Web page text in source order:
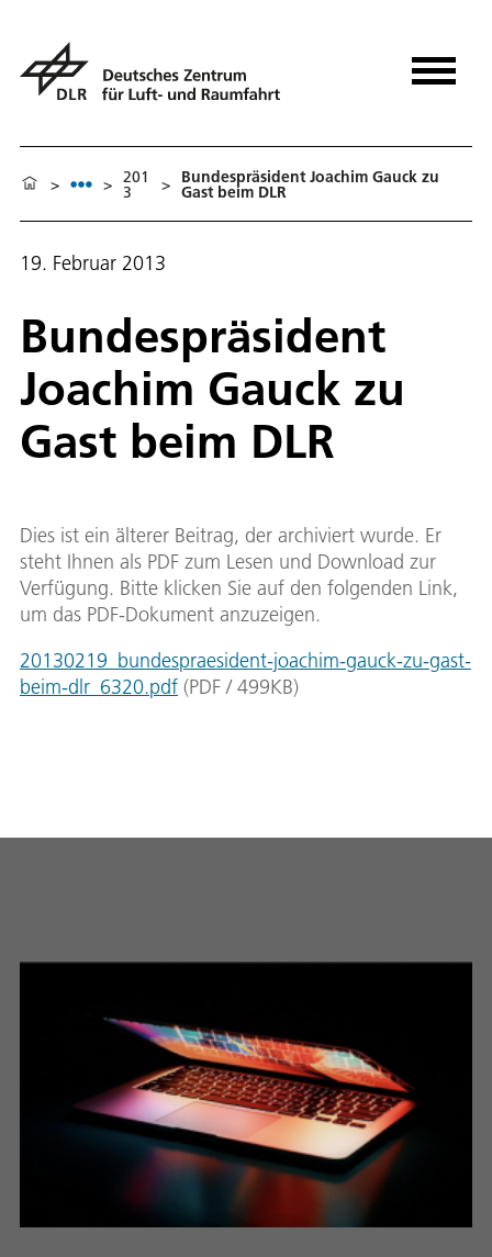
> > 201
3 > Bundespräsident Joachim Gauck zu
Gast beim DLR
19. Februar 2013
Bundespräsident
Joachim Gauck zu
Gast beim DLR
Dies ist ein älterer Beitrag, der archiviert wurde. Er
steht Ihnen als PDF zum Lesen und Download zur
Verfügung. Bitte klicken Sie auf den folgenden Link,
um das PDF-Dokument anzuzeigen.
20130219_bundespraesident-joachim-gauck-zu-gast-
beim-dlr_6320.pdf (PDF / 499KB)